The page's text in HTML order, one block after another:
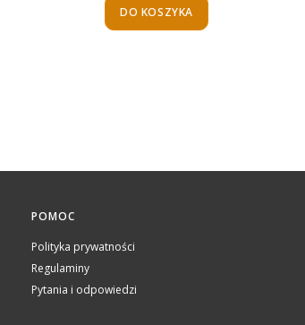
DO KOSZYKA
POMOC
Polityka prywatności
Regulaminy
Pytania i odpowiedzi